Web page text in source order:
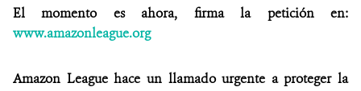
El momento es ahora, firma la petición en:
www.amazonleague.org
Amazon League hace un llamado urgente a proteger la